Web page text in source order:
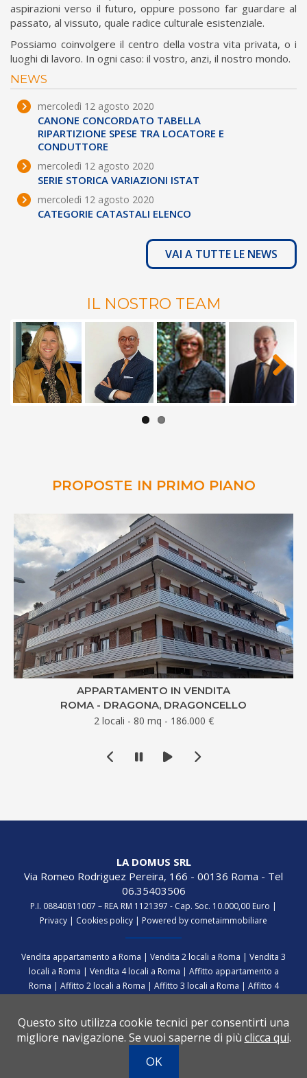
Questo sito utilizza cookie tecnici per consentirti una
migliore navigazione. Se vuoi saperne di più clicca qui.
OK
aspirazioni verso il futuro, oppure possono far guardare al
passato, al vissuto, quale radice culturale esistenziale.
Possiamo coinvolgere il centro della vostra vita privata, o i
luoghi di lavoro. In ogni caso: il vostro, anzi, il nostro mondo.
NEWS
mercoledì 12 agosto 2020
CANONE CONCORDATO TABELLA
RIPARTIZIONE SPESE TRA LOCATORE E
CONDUTTORE
mercoledì 12 agosto 2020
SERIE STORICA VARIAZIONI ISTAT
mercoledì 12 agosto 2020
CATEGORIE CATASTALI ELENCO
VAI A TUTTE LE NEWS
IL NOSTRO TEAM
Next
PROPOSTE IN PRIMO PIANO
APPARTAMENTO IN VENDITA
ROMA - DRAGONA, DRAGONCELLO
2 locali - 80 mq - 186.000 €
LA DOMUS SRL
Via Romeo Rodriguez Pereira, 166 - 00136 Roma - Tel
06.35403506
P.I. 08840811007 – REA RM 1121397 - Cap. Soc. 10.000,00 Euro |
Privacy | Cookies policy | Powered by cometaimmobiliare
Vendita appartamento a Roma | Vendita 2 locali a Roma | Vendita 3
locali a Roma | Vendita 4 locali a Roma | Affitto appartamento a
Roma | Affitto 2 locali a Roma | Affitto 3 locali a Roma | Affitto 4
appartamento Isola d'Elba|Vendita negozio a Roma|Vendita villa
a Roma| Vendita villa a Sacrofano|Vendita appartamento Isola
d'Elba